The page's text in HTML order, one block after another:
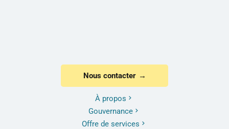
Nous contacter
À propos
Gouvernance
Offre de services